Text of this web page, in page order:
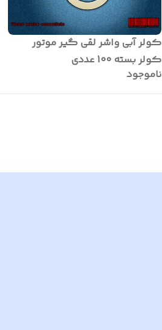
کولر آبی واشر لقی گیر موتور
کولر بسته 100 عددی
ناموجود